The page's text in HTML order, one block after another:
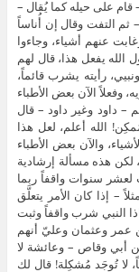
على حيله كما يُقال –
ثم التفت وقال إن أُناساً
عنهم أشياء، وجاءوا
يفعل هذا، قال لهم
رأيته يشرب قائماً،
وفعلاً الآن بعض الأطباء
– داود وغير داود – قال
الله أعلم، لعل هذا
والآن بعض الأطباء
لكن هذه مسألة إرشادية
لعشر سنوات واقفاً ربما
– إذا كان الأمر يتعلَّق
النبي شرب واقفاً وثبت
عمر وعثمان وعليّ أنهم
أبي وقاص – وعائشة لا
لا تُوجَد مُشكِلة! قال لك